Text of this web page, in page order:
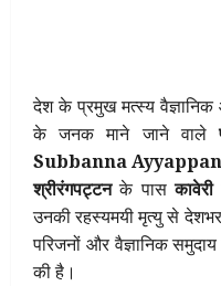
देश के प्रमुख मत्स्य
के जनक माने जाने वाले
Subbanna Ayyappan
श्रीरंगपट्टनके पासकावेरी
उनकी रहस्यमयी मृत्यु से
परिजनों और वैज्ञानिक
की है।